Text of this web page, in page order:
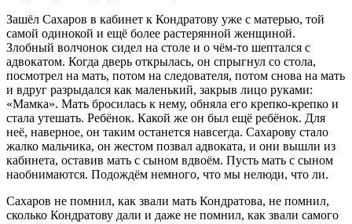
Зашёл Сахаров в кабинет к Кондратову уже с матерью, той
самой одинокой и ещё более растерянной женщиной.
Злобный волчонок сидел на столе и о чём-то шептался с
адвокатом. Когда дверь открылась, он спрыгнул со стола,
посмотрел на мать, потом на следователя, потом снова на мать
и вдруг разрыдался как маленький, закрыв лицо руками:
«Мамка». Мать бросилась к нему, обняла его крепко-крепко и
стала утешать. Ребёнок. Какой же он был ещё ребёнок. Для
неё, наверное, он таким останется навсегда. Сахарову стало
жалко мальчика, он жестом позвал адвоката, и они вышли из
кабинета, оставив мать с сыном вдвоём. Пусть мать с сыном
наобнимаются. Подождём немного, что мы нелюди, что ли.
Сахаров не помнил, как звали мать Кондратова, не помнил,
сколько Кондратову дали и даже не помнил, как звали самого